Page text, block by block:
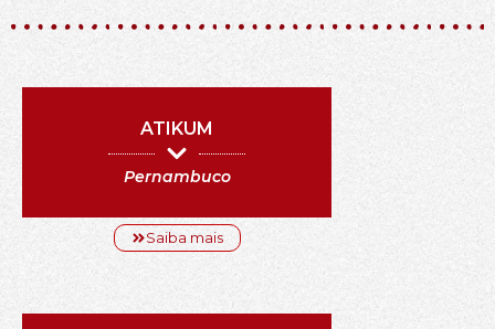
ATIKUM
Pernambuco
Saiba mais